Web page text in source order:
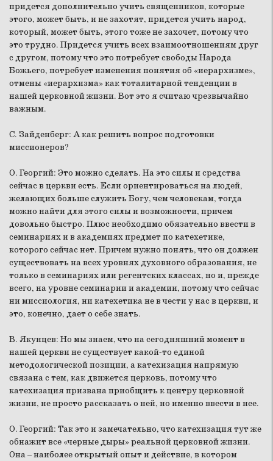
придется дополнительно учить священников, которые
этого, может быть, и не захотят, придется учить народ,
который, может быть, этого тоже не захочет, потому что
это трудно. Придется учить всех взаимоотношениям друг
с другом, потому что это потребует свободы Народа
Божьего, потребует изменения понятия об «иерархизме»,
отмены «иерархизма» как тоталитарной тенденции в
нашей церковной жизни. Вот это я считаю чрезвычайно
важным.
С. Зайденберг: А как решить вопрос подготовки
миссионеров?
О. Георгий: Это можно сделать. На это силы и средства
сейчас в церкви есть. Если ориентироваться на людей,
желающих больше служить Богу, чем человекам, тогда
можно найти для этого силы и возможности, причем
довольно быстро. Плюс необходимо обязательно ввести в
семинариях и в академиях предмет по катехетике,
которого сейчас нет. Причем нужно понять, что он должен
существовать на всех уровнях духовного образования, не
только в семинариях или регентских классах, но и, прежде
всего, на уровне семинарии и академии, потому что сейчас
ни миссиология, ни катехетика не в чести у нас в церкви, и
это, конечно, дает о себе знать.
В. Якунцев: Но мы знаем, что на сегодняшний момент в
нашей церкви не существует какой-то единой
методологической позиции, а катехизация напрямую
связана с тем, как движется церковь, потому что
катехизация призвана приобщить к центру церковной
жизни, не просто рассказать о ней, но именно ввести в нее.
О. Георгий: Так это и замечательно, что катехизация тут же
обнажит все «черные дыры» реальной церковной жизни.
Она – наиболее открытый опыт и действие, в котором